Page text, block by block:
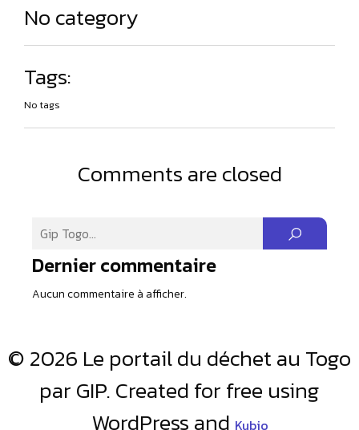
Dernier commentaire
Aucun commentaire à afficher.
No category
Tags:
No tags
Comments are closed
© 2026 Le portail du déchet au Togo
par GIP. Created for free using
WordPress and Kubio